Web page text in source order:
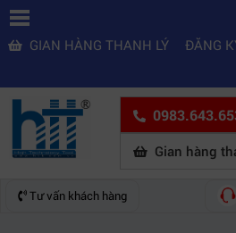
GIAN HÀNG THANH LÝ ĐĂNG
Gian hàng
Tư vấn khách hàng